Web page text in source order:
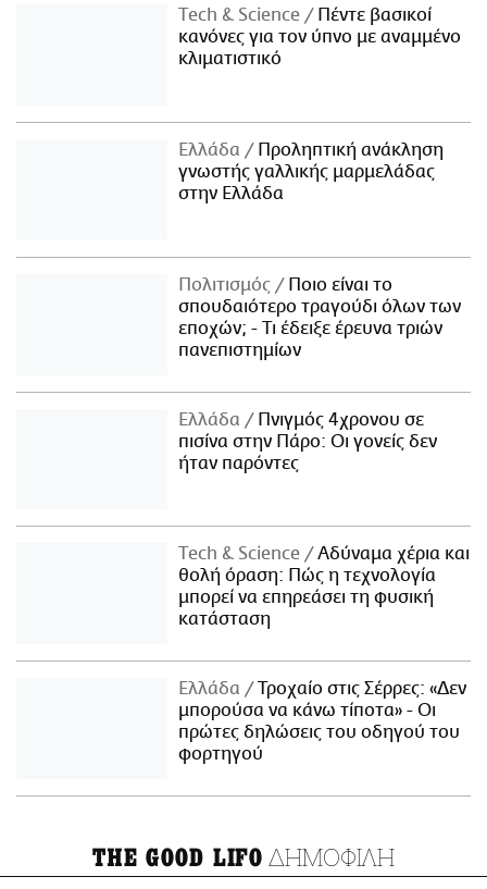
Τech & Science
Πέντε βασικοί
κανόνες για τον ύπνο με αναμμένο
κλιματιστικό
Ελλάδα
Προληπτική ανάκληση
γνωστής γαλλικής μαρμελάδας
στην Ελλάδα
Πολιτισμός
Ποιο είναι το
σπουδαιότερο τραγούδι όλων των
εποχών; - Τι έδειξε έρευνα τριών
πανεπιστημίων
Ελλάδα
Πνιγμός 4χρονου σε
πισίνα στην Πάρο: Οι γονείς δεν
ήταν παρόντες
Τech & Science
Αδύναμα χέρια και
θολή όραση: Πώς η τεχνολογία
μπορεί να επηρεάσει τη φυσική
κατάσταση
Ελλάδα
Τροχαίο στις Σέρρες: «Δεν
μπορούσα να κάνω τίποτα» - Οι
πρώτες δηλώσεις του οδηγού του
φορτηγού
THE GOOD LIFO ΔΗΜΟΦΙΛΗ